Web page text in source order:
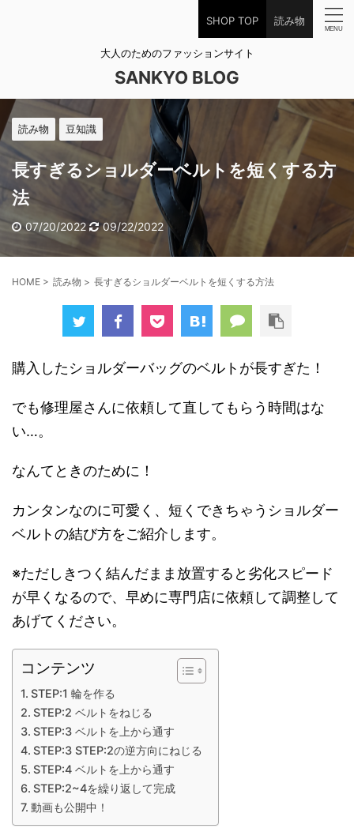
SHOP TOP 読み物
大人のためのファッションサイト
SANKYO BLOG
読み物 豆知識
長すぎるショルダーベルトを短くする方
法
07/20/2022 09/22/2022
HOME > 読み物 > 長すぎるショルダーベルトを短くする方法
購入したショルダーバッグのベルトが長すぎた！
でも修理屋さんに依頼して直してもらう時間はな
い…。
なんてときのために！
カンタンなのに可愛く、短くできちゃうショルダー
ベルトの結び方をご紹介します。
※ただしきつく結んだまま放置すると劣化スピード
が早くなるので、早めに専門店に依頼して調整して
あげてください。
コンテンツ
STEP:1 輪を作る
STEP:2 ベルトをねじる
STEP:3 ベルトを上から通す
STEP:3 STEP:2の逆方向にねじる
STEP:4 ベルトを上から通す
STEP:2~4を繰り返して完成
動画も公開中！